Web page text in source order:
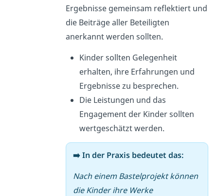
Ergebnisse gemeinsam reflektiert und
die Beiträge aller Beteiligten
anerkannt werden sollten.
Kinder sollten Gelegenheit
erhalten, ihre Erfahrungen und
Ergebnisse zu besprechen.
Die Leistungen und das
Engagement der Kinder sollten
wertgeschätzt werden.
➡️ In der Praxis bedeutet das:
Nach einem Bastelprojekt können
die Kinder ihre Werke